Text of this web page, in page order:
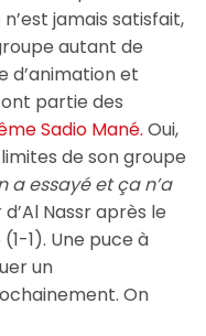
jamais satisfait,
autant de
d’animation et
partie des
Sadio Mané. Oui,
de son groupe
a essayé et ça n’a
Nassr après le
1). Une puce à
un
On